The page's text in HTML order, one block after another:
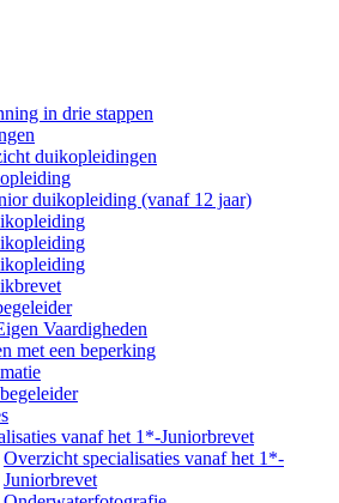
in drie stappen
duikopleidingen
duikopleiding (vanaf 12 jaar)
Vaardigheden
met een beperking
vanaf het 1*-Juniorbrevet
Overzicht specialisaties vanaf het 1*-
Juniorbrevet